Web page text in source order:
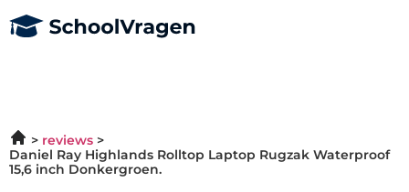
reviews
Daniel Ray Highlands Rolltop Laptop Rugzak Waterproof
15,6 inch Donkergroen.